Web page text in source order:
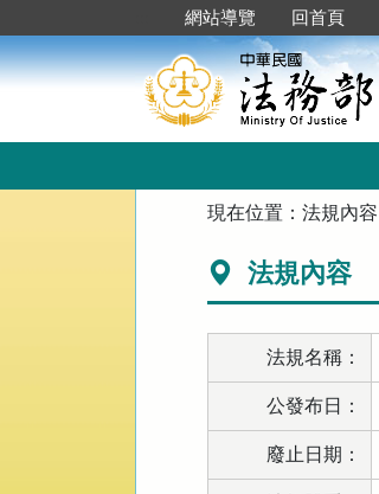
到
主
要
網站導覽 回首頁
現在位置：法規內容
法規內容
法規名稱：
公發布日：
廢止日期：